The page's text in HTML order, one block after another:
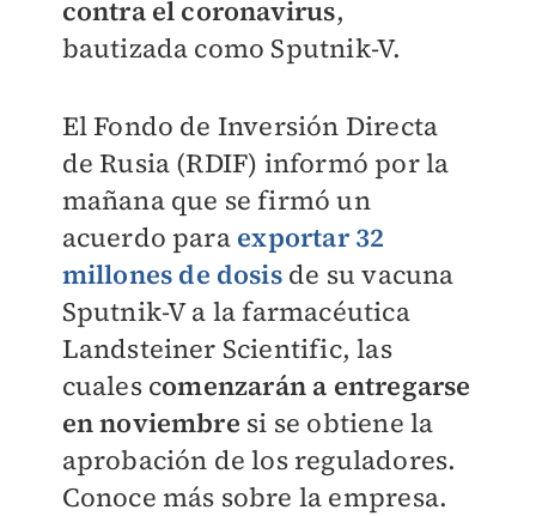
contra el coronavirus,
bautizada como Sputnik-V.
El Fondo de Inversión Directa
de Rusia (RDIF) informó por la
mañana que se firmó un
acuerdo para exportar 32
millones de dosisde su vacuna
Sputnik-V a la farmacéutica
Landsteiner Scientific, las
cuales comenzarán a entregarse
en noviembre si se obtiene la
aprobación de los reguladores.
Conoce más sobre la empresa.